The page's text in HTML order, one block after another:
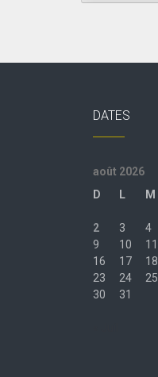
DATES
août 2026
D
L M
2
3 4
9
10 11
16
17 18
23
24 25
30
31